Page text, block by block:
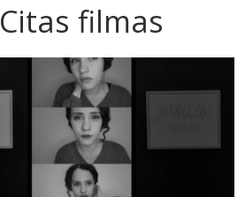
Citas filmas